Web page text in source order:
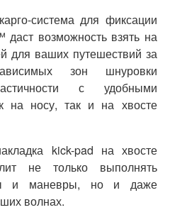
система для фиксации
возможность взять на
для ваших путешествий за
зон шнуровки
с удобными
на носу, так и на хвосте
kick-pad на хвосте
не только выполнять
и маневры, но и даже
волнах.